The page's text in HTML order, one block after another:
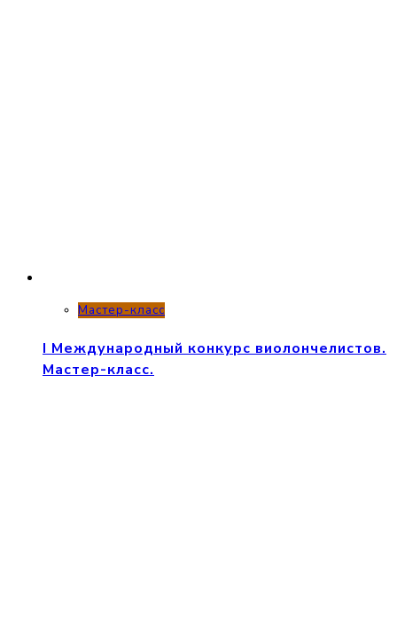
Мастер-класс
I Международный конкурс виолончелистов.
Мастер-класс.